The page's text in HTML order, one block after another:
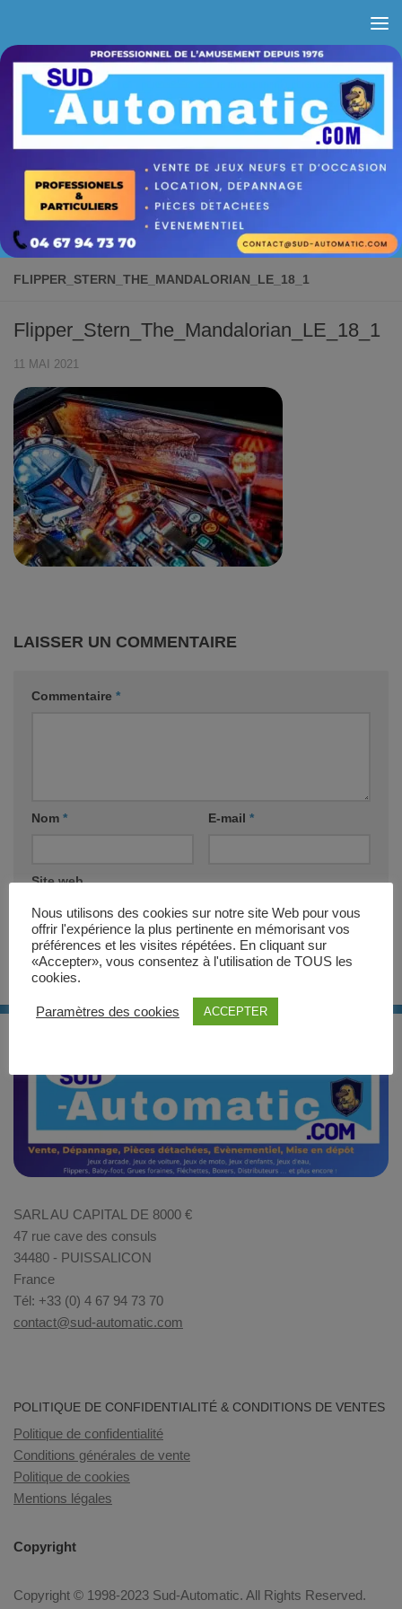
FLIPPER_STERN_THE_MANDALORIAN_LE_18_1
Flipper_Stern_The_Mandalorian_LE_18_1
11 MAI 2021
LAISSER UN COMMENTAIRE
Commentaire *
Nom * E-mail *
Site web
SARL AU CAPITAL DE 8000 €
47 rue cave des consuls
34480 - PUISSALICON
France
Tél: +33 (0) 4 67 94 73 70
contact@sud-automatic.com
POLITIQUE DE CONFIDENTIALITÉ & CONDITIONS DE VENTES
Politique de confidentialité
Conditions générales de vente
Politique de cookies
Mentions légales
Copyright
Copyright © 1998-2023 Sud-Automatic. All Rights Reserved.
Nous utilisons des cookies sur notre site Web pour vous
offrir l'expérience la plus pertinente en mémorisant vos
préférences et les visites répétées. En cliquant sur
«Accepter», vous consentez à l'utilisation de TOUS les
cookies.
Paramètres des cookies ACCEPTER